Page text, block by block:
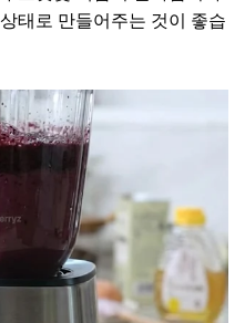
태로 만들어주는 것이 좋습